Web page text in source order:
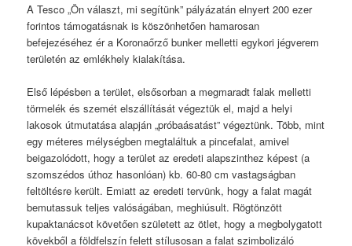
A Tesco „Ön választ, mi segítünk” pályázatán elnyert 200 ezer
forintos támogatásnak is köszönhetően hamarosan
befejezéséhez ér a Koronaőrző bunker melletti egykori jégverem
területén az emlékhely kialakítása.
Első lépésben a terület, elsősorban a megmaradt falak melletti
törmelék és szemét elszállítását végeztük el, majd a helyi
lakosok útmutatása alapján „próbaásatást” végeztünk. Több, mint
egy méteres mélységben megtaláltuk a pincefalat, amivel
beigazolódott, hogy a terület az eredeti alapszinthez képest (a
szomszédos úthoz hasonlóan) kb. 60-80 cm vastagságban
feltöltésre került. Emiatt az eredeti tervünk, hogy a falat magát
bemutassuk teljes valóságában, meghiúsult. Rögtönzött
kupaktanácsot követően született az ötlet, hogy a megbolygatott
kövekből a földfelszín felett stílusosan a falat szimbolizáló